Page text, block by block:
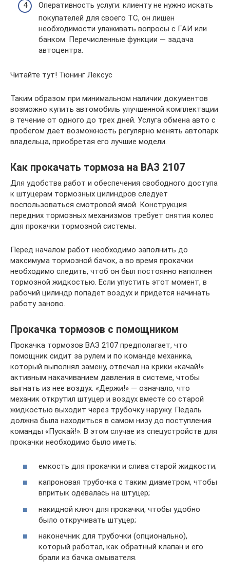
Оперативность услуги: клиенту не нужно искать
покупателей для своего ТС, он лишен
необходимости улаживать вопросы с ГАИ или
банком. Перечисленные функции — задача
автоцентра.
Читайте тут! Тюнинг Лексус
Таким образом при минимальном наличии документов
возможно купить автомобиль улучшенной комплектации
в течение от одного до трех дней. Услуга обмена авто с
пробегом дает возможность регулярно менять автопарк
владельца, приобретая его лучшие модели.
Как прокачать тормоза на ВАЗ 2107
Для удобства работ и обеспечения свободного доступа
к штуцерам тормозных цилиндров следует
воспользоваться смотровой ямой. Конструкция
передних тормозных механизмов требует снятия колес
для прокачки тормозной системы.
Перед началом работ необходимо заполнить до
максимума тормозной бачок, а во время прокачки
необходимо следить, чтоб он был постоянно наполнен
тормозной жидкостью. Если упустить этот момент, в
рабочий цилиндр попадет воздух и придется начинать
работу заново.
Прокачка тормозов с помощником
Прокачка тормозов ВАЗ 2107 предполагает, что
помощник сидит за рулем и по команде механика,
который выполнял замену, отвечал на крики «качай!»
активным накачиванием давления в системе, чтобы
выгнать из нее воздух. «Держи!» — означало, что
механик открутил штуцер и воздух вместе со старой
жидкостью выходит через трубочку наружу. Педаль
должна была находиться в самом низу до поступления
команды «Пускай!». В этом случае из спецустройств для
прокачки необходимо было иметь:
емкость для прокачки и слива старой жидкости;
капроновая трубочка с таким диаметром, чтобы
впритык одевалась на штуцер;
накидной ключ для прокачки, чтобы удобно
было откручивать штуцер;
наконечник для трубочки (опционально),
который работал, как обратный клапан и его
брали из бачка омывателя.